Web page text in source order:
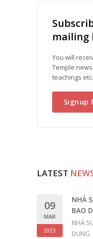
mailing
You will
Temple
teachings etc.
Signup
LATEST
09
MAR
2023
NHÀ
BAO
NHÀ